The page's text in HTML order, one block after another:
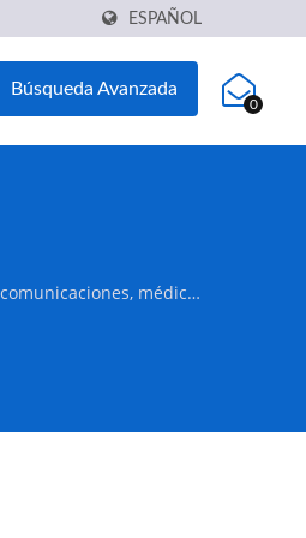
ESPAÑOL
0
Búsqueda Avanzada
médico